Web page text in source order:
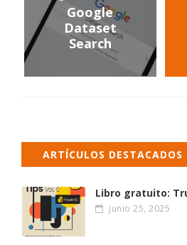
Google
Dataset
Search
ARTÍCULOS DESTACADOS
Libro gratuito:
junio 25, 2025